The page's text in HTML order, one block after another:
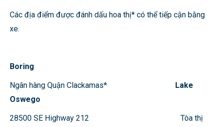
Các địa điểm được đánh dấu hoa thị* có thể tiếp cận bằng
xe.
Boring
Ngân hàng Quận Clackamas* Lake
Oswego
28500 SE Highway 212 Tòa thị